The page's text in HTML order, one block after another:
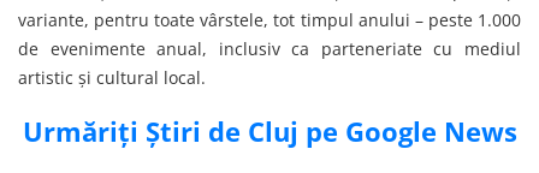
variante, pentru toate vârstele, tot timpul anului – peste 1.000
de evenimente anual, inclusiv ca parteneriate cu mediul
artistic și cultural local.
Urmăriți Știri de Cluj pe Google News